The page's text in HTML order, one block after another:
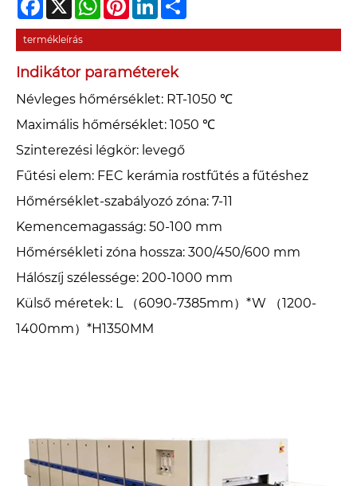
termékleírás
Indikátor paraméterek
Névleges hőmérséklet: RT-1050 ℃
Maximális hőmérséklet: 1050 ℃
Szinterezési légkör: levegő
Fűtési elem: FEC kerámia rostfűtés a fűtéshez
Hőmérséklet-szabályozó zóna: 7-11
Kemencemagasság: 50-100 mm
Hőmérsékleti zóna hossza: 300/450/600 mm
Hálószíj szélessége: 200-1000 mm
Külső méretek: L （6090-7385mm）*W （1200-
1400mm）*H1350MM